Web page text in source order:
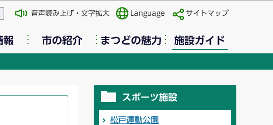
音声読み上げ・文字拡大 Language サイトマップ
報 市の紹介 まつどの魅力 施設ガイド
スポーツ施設
松戸運動公園